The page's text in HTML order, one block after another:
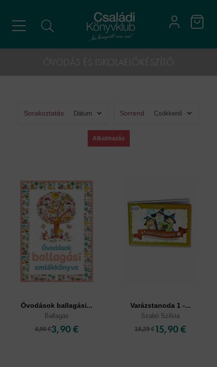
Sorakoztatás Sorrend
Óvodások ballagási...
Ballagás
4,90 €3,90 €
Varázstanoda 1 -...
Szabó Szilvia
18,29 €15,90 €